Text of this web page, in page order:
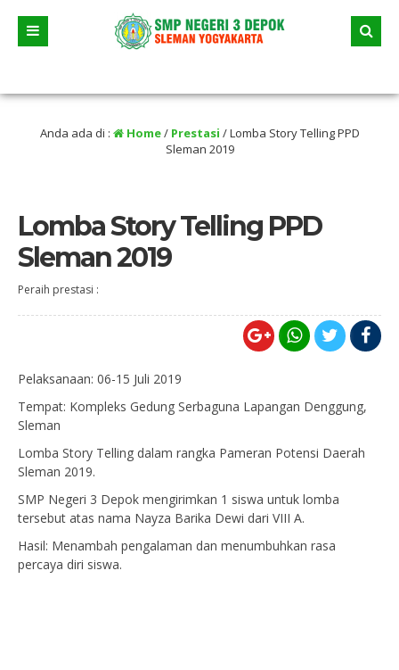
selama liburan
Anda ada di : Home/ Prestasi /Lomba Story Telling PPD
Sleman 2019
Lomba Story Telling PPD
Sleman 2019
Peraih prestasi :
Pelaksanaan: 06-15 Juli 2019
Tempat: Kompleks Gedung Serbaguna Lapangan Denggung,
Sleman
Lomba Story Telling dalam rangka Pameran Potensi Daerah
Sleman 2019.
SMP Negeri 3 Depok mengirimkan 1 siswa untuk lomba
tersebut atas nama Nayza Barika Dewi dari VIII A.
Hasil: Menambah pengalaman dan menumbuhkan rasa
percaya diri siswa.